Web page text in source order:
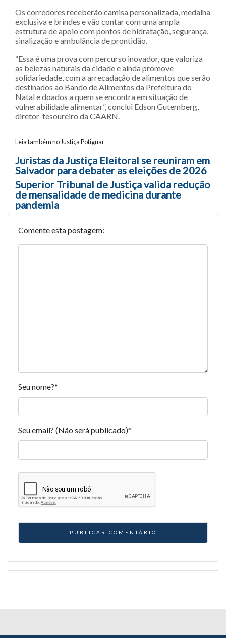
Os corredores receberão camisa personalizada, medalha
exclusiva e brindes e vão contar com uma ampla
estrutura de apoio com pontos de hidratação, segurança,
sinalização e ambulância de prontidão.
“Essa é uma prova com percurso inovador, que valoriza
as belezas naturais da cidade e ainda promove
solidariedade, com a arrecadação de alimentos que serão
destinados ao Bando de Alimentos da Prefeitura do
Natal e doados a quem se encontra em situação de
vulnerabilidade alimentar”, conclui Edson Gutemberg,
diretor-tesoureiro da CAARN.
Leia também no Justiça Potiguar
Navegação entre posts
Juristas da Justiça Eleitoral se reuniram em
Salvador para debater as eleições de 2026
Superior Tribunal de Justiça valida redução
de mensalidade de medicina durante
pandemia
Comente esta postagem:
Seu nome?*
Seu email? (Não será publicado)*